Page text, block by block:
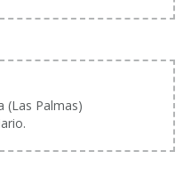
(Las Palmas)